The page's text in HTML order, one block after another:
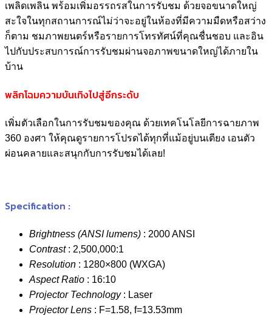
เพลิดเพลิน พร้อมเพิ่มอรรถรสในการรับชม ด้วยจอขนาดใหญ่
สะใจในทุกสถานการณ์ไม่ว่าจะอยู่ในห้องที่มีความมืดหรือสว่าง
ก็ตาม ชมภาพยนตร์หรือรายการโทรทัศน์ที่คุณชื่นชอบ และอิน
ไปกับประสบการณ์การรับชมผ่านจอภาพขนาดใหญ่ได้ภายใน
บ้าน
พลิกโฉมความบันเทิงไปสู่อีกระดับ
เพิ่มตัวเลือกในการรับชมของคุณ ด้วยเทคโนโลยีการฉายภาพ
360 องศา ให้คุณดูรายการโปรดได้ทุกที่แม้อยู่บนเตียง เอนตัว
ผ่อนคลายและสนุกกับการรับชมได้เลย!
Specification :
Brightness (ANSI lumens) : 2000 ANSI
Contrast: 2,500,000:1
Resolution : 1280×800 (WXGA)
Aspect Ratio : 16:10
Projector Technology: Laser
Projector Lens : F=1.58, f=13.53mm